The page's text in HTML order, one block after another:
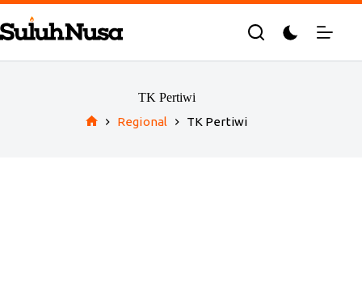
Skip
to
content
TK Pertiwi
Regional TK Pertiwi